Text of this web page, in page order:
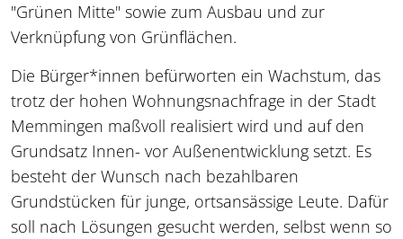
"Grünen Mitte" sowie zum Ausbau und zur
Verknüpfung von Grünflächen.
Die Bürger*innen befürworten ein Wachstum, das
trotz der hohen Wohnungsnachfrage in der Stadt
Memmingen maßvoll realisiert wird und auf den
Grundsatz Innen- vor Außenentwicklung setzt. Es
besteht der Wunsch nach bezahlbaren
Grundstücken für junge, ortsansässige Leute. Dafür
soll nach Lösungen gesucht werden, selbst wenn so